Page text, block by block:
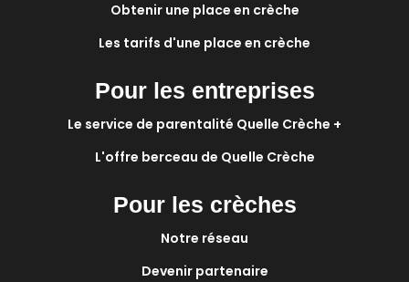
Obtenir une place en crèche
Les tarifs d'une place en crèche
Pour les entreprises
Le service de parentalité Quelle Crèche +
L'offre berceau de Quelle Crèche
Pour les crèches
Notre réseau
Devenir partenaire